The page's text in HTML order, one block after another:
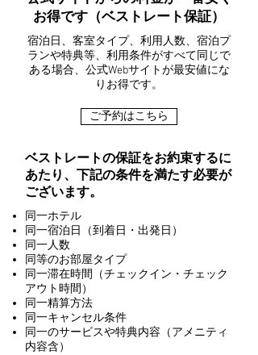
お得です（ベストレート保証）
宿泊日、客室タイプ、利用人数、宿泊プ
ランや特典等、利用条件がすべて同じで
ある場合、公式Webサイトが最安値にな
りお得です。
ご予約はこちら
ベストレートの保証をお約束するに
あたり、下記の条件を満たす必要が
ございます。
同一ホテル
同一宿泊日（到着日・出発日）
同一人数
同等のお部屋タイプ
同一滞在時間（チェックイン・チェック
アウト時間）
同一精算方法
同一キャンセル条件
同一のサービスや特典内容（アメニティ
内容含）